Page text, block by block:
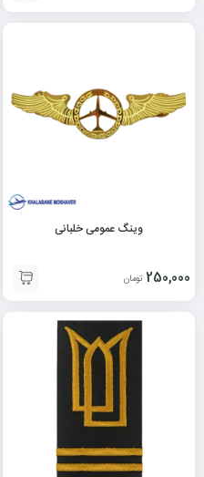
وینگ عمومی خلبانی
250,000 تومان